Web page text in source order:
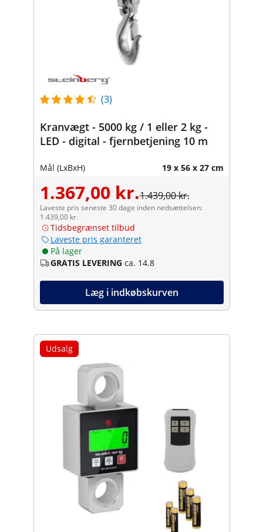
(3)
Kranvægt - 5000 kg / 1 eller 2 kg -
LED - digital - fjernbetjening 10 m
Mål (LxBxH) 19 x 56 x 27 cm
1.367,00 kr.1.439,00 kr.
Laveste pris seneste 30 dage inden nedsættelsen:
1.439,00 kr.
Tidsbegrænset tilbud
Laveste pris garanteret
På lager
GRATIS LEVERING ca. 14.8
Læg i indkøbskurven
Udsalg